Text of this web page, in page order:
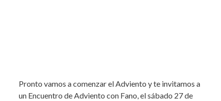
Pronto vamos a comenzar el Adviento y te invitamos a
un Encuentro de Adviento con Fano, el sábado 27 de